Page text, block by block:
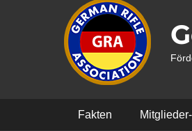
Hauptmenü
Fakten